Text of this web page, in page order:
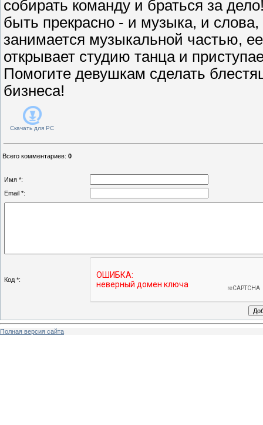
собирать команду и браться за
быть прекрасно - и музыка, и
занимается музыкальной частью,
открывает студию танца и
Помогите девушкам сделать
бизнеса!
Скачать для PC
Всего комментариев: 0
Имя *:
Email *:
Код *:
Полная версия сайта